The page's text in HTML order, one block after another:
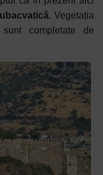
. Vegetația
completate de